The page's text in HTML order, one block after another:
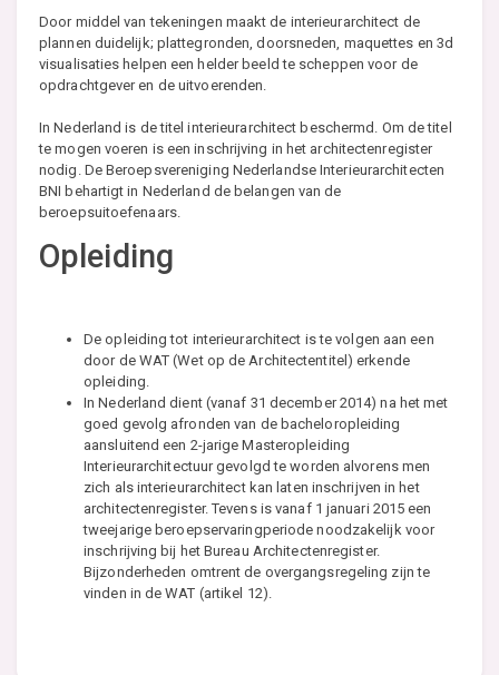
Door middel van tekeningen maakt de interieurarchitect de
plannen duidelijk; plattegronden, doorsneden, maquettes en 3d
visualisaties helpen een helder beeld te scheppen voor de
opdrachtgever en de uitvoerenden.
In Nederland is de titel interieurarchitect beschermd. Om de titel
te mogen voeren is een inschrijving in het architectenregister
nodig. De Beroepsvereniging Nederlandse Interieurarchitecten
BNI behartigt in Nederland de belangen van de
beroepsuitoefenaars.
Opleiding
De opleiding tot interieurarchitect is te volgen aan een
door de WAT (Wet op de Architectentitel) erkende
opleiding.
In Nederland dient (vanaf 31 december 2014) na het met
goed gevolg afronden van de bacheloropleiding
aansluitend een 2-jarige Masteropleiding
Interieurarchitectuur gevolgd te worden alvorens men
zich als interieurarchitect kan laten inschrijven in het
architectenregister. Tevens is vanaf 1 januari 2015 een
tweejarige beroepservaringperiode noodzakelijk voor
inschrijving bij het Bureau Architectenregister.
Bijzonderheden omtrent de overgangsregeling zijn te
vinden in de WAT (artikel 12).